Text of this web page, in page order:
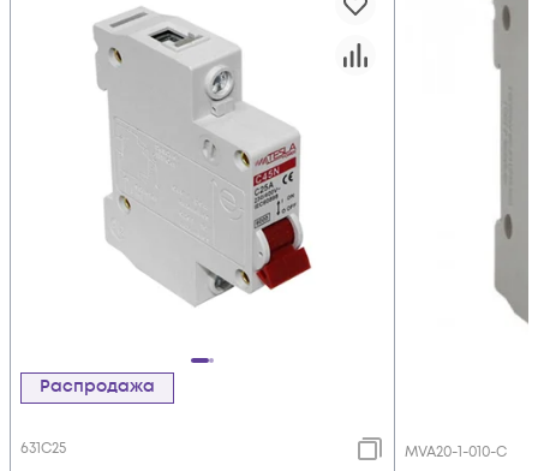
Распродажа
631C25 MVA20-1-010-C